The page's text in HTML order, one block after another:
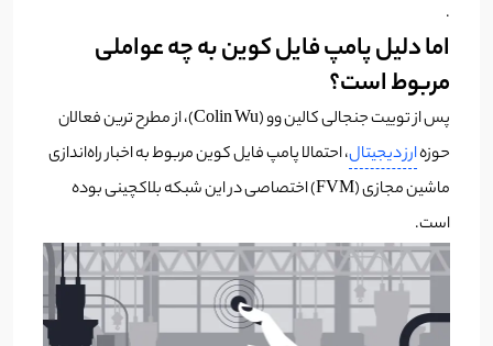
.
اما دلیل پامپ فایل کوین به چه عواملی
مربوط است؟
پس از توییت جنجالی کالین وو (Colin Wu)، از مطرح ترین فعالان
حوزهارز دیجیتال، احتمالا پامپ فایل کوین مربوط به اخبار راه‌اندازی
ماشین مجازی (FVM) اختصاصی در این شبکه بلاکچینی بوده
است.